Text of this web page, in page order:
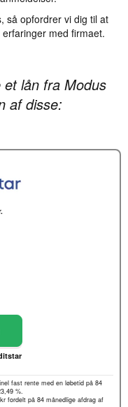
så opfordrer vi dig til at
med firmaet.
lån fra Modus
af disse:
fast rente med en løbetid på 84
%.
fordelt på 84 månedlige afdrag af